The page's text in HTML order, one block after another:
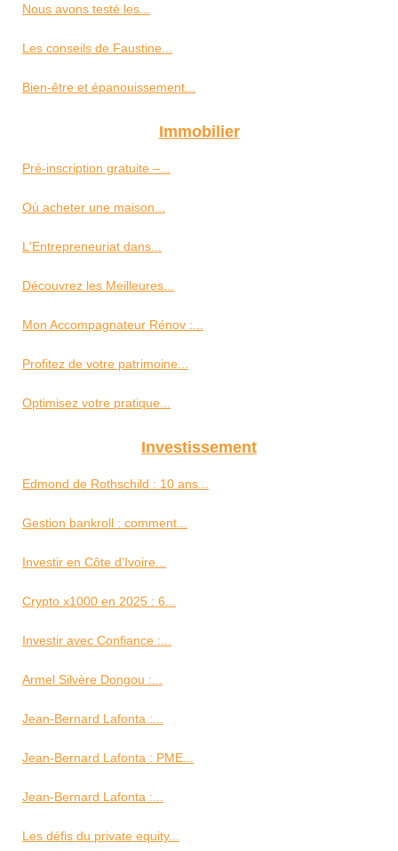
Nous avons testé les...
Les conseils de Faustine...
Bien-être et épanouissement...
Immobilier
Pré-inscription gratuite –...
Où acheter une maison...
L'Entrepreneuriat dans...
Découvrez les Meilleures...
Mon Accompagnateur Rénov :...
Profitez de votre patrimoine...
Optimisez votre pratique...
Investissement
Edmond de Rothschild : 10 ans...
Gestion bankroll : comment...
Investir en Côte d’Ivoire...
Crypto x1000 en 2025 : 6...
Investir avec Confiance :...
Armel Silvère Dongou :...
Jean-Bernard Lafonta :...
Jean-Bernard Lafonta : PME...
Jean-Bernard Lafonta :...
Les défis du private equity...